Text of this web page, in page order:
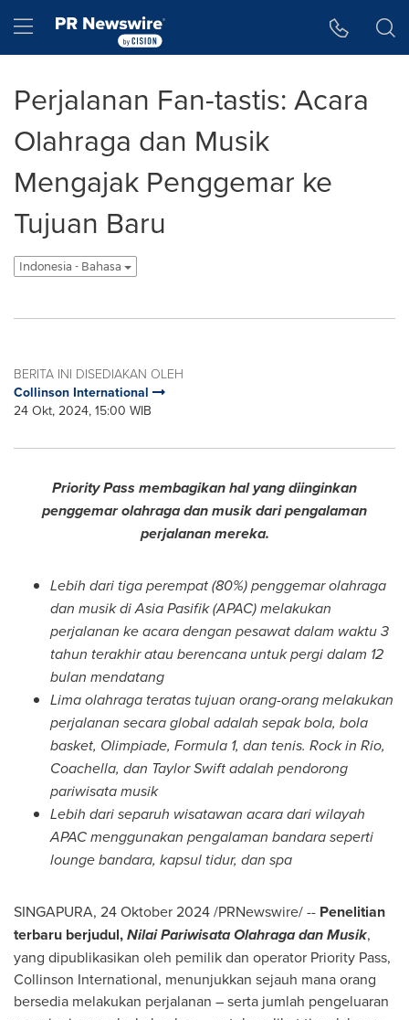
Hamburger menu
Perjalanan Fan-tastis: Acara
Olahraga dan Musik
Mengajak Penggemar ke
Tujuan Baru
Indonesia - Bahasa
BERITA INI DISEDIAKAN OLEH
Collinson International
24 Okt, 2024, 15:00 WIB
Priority Pass membagikan hal yang diinginkan
penggemar olahraga dan musik dari pengalaman
perjalanan mereka.
Lebih dari tiga perempat (80%) penggemar olahraga
dan musik di Asia Pasifik (APAC) melakukan
perjalanan ke acara dengan pesawat dalam waktu 3
tahun terakhir atau berencana untuk pergi dalam 12
bulan mendatang
Limaolahraga teratas tujuan orang-orang melakukan
perjalanan secara global adalah sepak bola, bola
basket, Olimpiade, Formula 1, dan tenis. Rock in Rio,
Coachella, dan Taylor Swiftadalah pendorong
pariwisata musik
Lebih dari separuh wisatawan acara dari wilayah
APAC menggunakan pengalaman bandara seperti
lounge bandara, kapsul tidur, dan spa
SINGAPURA, 24 Oktober 2024/PRNewswire/ -- Penelitian
terbaru berjudul,Nilai Pariwisata Olahraga dan Musik,
yang dipublikasikan oleh pemilik dan operator Priority Pass,
Collinson International, menunjukkan sejauh mana orang
bersedia melakukan perjalanan – serta jumlah pengeluaran